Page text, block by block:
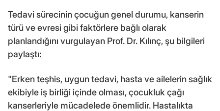
Tedavi sürecinin çocuğun genel durumu, kanserin
türü ve evresi gibi faktörlere bağlı olarak
planlandığını vurgulayan Prof. Dr. Kılınç, şu bilgileri
paylaştı:
"Erken teşhis, uygun tedavi, hasta ve ailelerin sağlık
ekibiyle iş birliği içinde olması, çocukluk çağı
kanserleriyle mücadelede önemlidir. Hastalıkta